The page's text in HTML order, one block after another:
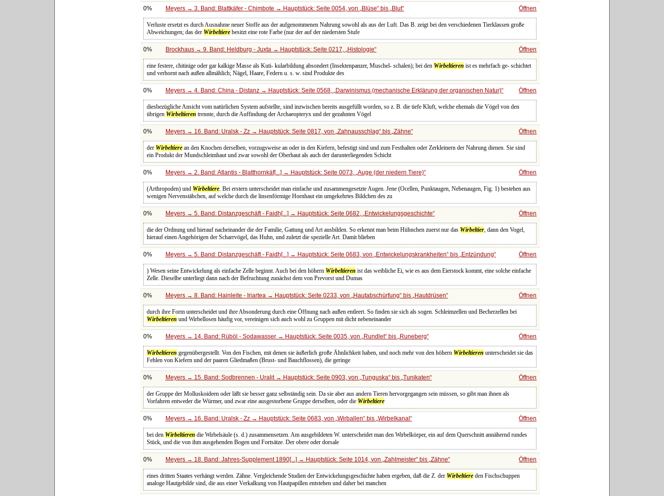
0% Meyers → 3. Band: Blattkäfer - Chimbote → Hauptstück: Seite 0054, von Blüse bis Blut Öffnen
Verluste ersetzt es durch Ausnahme neuer Stoffe aus der aufgenommenen Nahrung sowohl als aus der Luft. Das B. zeigt bei den verschiedenen Tierklassen große
Abweichungen; das der Wirbeltiere besitzt eine rote Farbe (nur der auf der niedersten Stufe
0% Brockhaus → 9. Band: Heldburg - Juxta → Hauptstück: Seite 0217, Histologie Öffnen
eine festere, chitinige oder gar kalkige Masse als Kuti- kularbildung absondert (Insektenpanzer, Muschel- schalen); bei den Wirbeltieren ist es mehrfach ge- schichtet
und verhornt nach außen allmählich; Nägel, Haare, Federn u. s. w. sind Produkte des
0% Meyers → 4. Band: China - Distanz → Hauptstück: Seite 0568, Darwinismus (mechanische Erklärung der organischen Natur) Öffnen
diesbezügliche Ansicht vom natürlichen System aufstellte, sind inzwischen bereits ausgefüllt worden, so z. B. die tiefe Kluft, welche ehemals die Vögel von den
übrigen Wirbeltieren trennte, durch die Auffindung der Archaeopteryx und der gezahnten Vögel
0% Meyers → 16. Band: Uralsk - Zz → Hauptstück: Seite 0817, von Zahnausschlag bis Zähne Öffnen
der Wirbeltiere an den Knochen derselben, vorzugsweise an oder in den Kiefern, befestigt sind und zum Festhalten oder Zerkleinern der Nahrung dienen. Sie sind
ein Produkt der Mundschleimhaut und zwar sowohl der Oberhaut als auch der darunterliegenden Schicht
0% Meyers → 2. Band: Atlantis - Blatthornkäf[...] → Hauptstück: Seite 0073, Auge (der niedern Tiere) Öffnen
(Arthropoden) und Wirbeltiere. Bei erstern unterscheidet man einfache und zusammengesetzte Augen. Jene (Ocellen, Punktaugen, Nebenaugen, Fig. 1) bestehen aus
wenigen Nervenstäbchen, auf welche durch die linsenförmige Hornhaut ein umgekehrtes Bildchen des zu
0% Meyers → 5. Band: Distanzgeschäft - Faidh[...] → Hauptstück: Seite 0682, Entwickelungsgeschichte Öffnen
die der Ordnung und hierauf nacheinander die der Familie, Gattung und Art ausbilden. So erkennt man beim Hühnchen zuerst nur das Wirbeltier, dann den Vogel,
hierauf einen Angehörigen der Scharrvögel, das Huhn, und zuletzt die spezielle Art. Damit blieben
0% Meyers → 5. Band: Distanzgeschäft - Faidh[...] → Hauptstück: Seite 0683, von Entwickelungskrankheiten bis Entzündung Öffnen
) Wesen seine Entwickelung als einfache Zelle beginnt. Auch bei den höhern Wirbeltieren ist das weibliche Ei, wie es aus dem Eierstock kommt, eine solche einfache
Zelle. Dieselbe unterliegt dann nach der Befruchtung zunächst dem von Prevorst und Dumas
0% Meyers → 8. Band: Hainleite - Iriartea → Hauptstück: Seite 0233, von Hautabschürfung bis Hautdrüsen Öffnen
durch ihre Form unterscheidet und ihre Absonderung durch eine Öffnung nach außen entleert. So finden sie sich als sogen. Schleimzellen und Becherzellen bei
Wirbeltieren und Wirbellosen häufig vor, vereinigen sich auch wohl zu Gruppen mit dicht nebeneinander
0% Meyers → 14. Band: Rüböl - Sodawasser → Hauptstück: Seite 0035, von Rundlet bis Runeberg Öffnen
Wirbeltieren gegenübergestellt. Von den Fischen, mit denen sie äußerlich große Ähnlichkeit haben, und noch mehr von den höhern Wirbeltieren unterscheidet sie das
Fehlen von Kiefern und der paaren Gliedmaßen (Brust- und Bauchflossen), die geringe
0% Meyers → 15. Band: Sodbrennen - Uralit → Hauptstück: Seite 0903, von Tunguska bis Tunikaten Öffnen
der Gruppe der Molluskoideen oder läßt sie besser ganz selbständig sein. Da sie aber aus andern Tieren hervorgegangen sein müssen, so gibt man ihnen als
Vorfahren entweder die Würmer, und zwar eine ausgestorbene Gruppe derselben, oder die Wirbeltiere
0% Meyers → 16. Band: Uralsk - Zz → Hauptstück: Seite 0683, von Wirballen bis Wirbelkanal Öffnen
bei den Wirbeltieren die Wirbelsäule (s. d.) zusammensetzen. Am ausgebildeten W. unterscheidet man den Wirbelkörper, ein auf dem Querschnitt annähernd rundes
Stück, und die von ihm ausgehenden Bogen und Fortsätze. Der obere oder dorsale
0% Meyers → 18. Band: Jahres-Supplement 1890[...] → Hauptstück: Seite 1014, von Zahlmeister bis Zähne Öffnen
eines dritten Staates verhängt werden. Zähne. Vergleichende Studien der Entwickelungsgeschichte haben ergeben, daß die Z. der Wirbeltiere den Fischschuppen
analoge Hautgebilde sind, die aus einer Verkalkung von Hautpapillen entstehen und daher bei manchen